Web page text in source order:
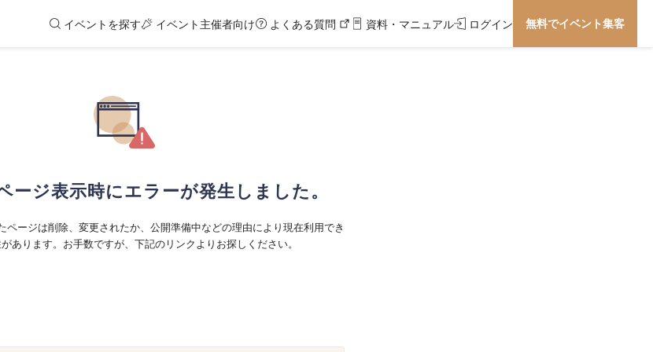
イベントを探す イベント主催者向け よくある質問 資料・マニュアル ログイン 無料でイベント集客
ージ表示時にエラーが発生しました。
ページは削除、変更されたか、公開準備中などの理由により現在利用でき
あります。お手数ですが、下記のリンクよりお探しください。